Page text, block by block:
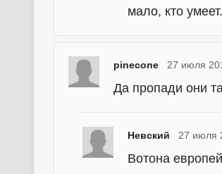
мало, кто умеет.
pinecone 27 июля
Да пропади они
Невский 27 июля
Вотона